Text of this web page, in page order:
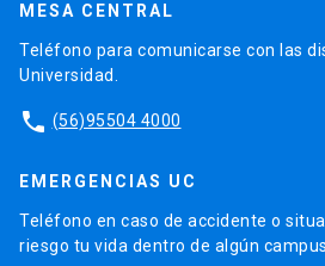
MESA CENTRAL
Teléfono para comunicarse con las
Universidad.
phone (56)95504 4000
EMERGENCIAS UC
Teléfono en caso de accidente o
riesgo tu vida dentro de algún campus.